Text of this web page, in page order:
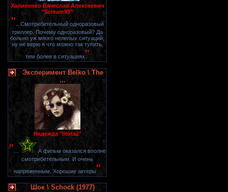
Халипенко Вячеслав Алексеевич
"Scream93"
" ...Смотрибительный одноразовый
триллер. Почему одноразовый? Да
больно уж много нелепых ситуаций,
ну не верю я что можно так тупить,
тем более в ситуациях"
Эксперимент Belko \ The
...
Надежда "litota2"
"
А фильм оказался вполне
смотрибетельным. И очень
напряженным. Хорошие актеры"
Шок \ Schock (1977)